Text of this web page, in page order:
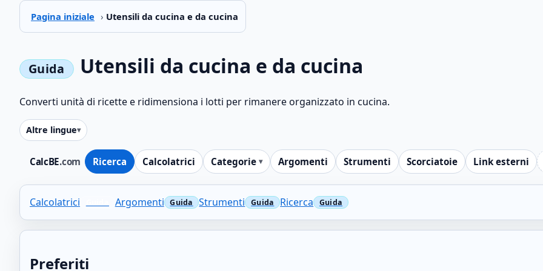
Pagina iniziale › Utensili da cucina e da cucina
CalcBE.com Ricerca Calcolatrici Categorie Argomenti Strumenti Scorciatoie Link esterni
Utensili da cucina e da cucina
Converti unità di ricette e ridimensiona i lotti per rimanere organizzato in cucina.
Altre lingue
Calcolatrici Argomenti Strumenti Ricerca
Preferiti